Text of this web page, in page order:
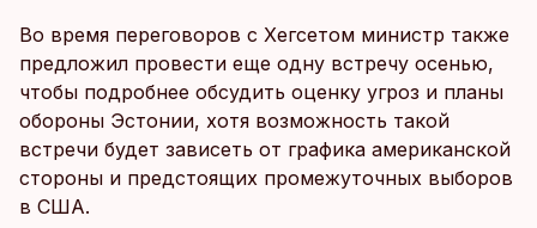
Во время переговоров с Хегсетом министр также
предложил провести еще одну встречу осенью,
чтобы подробнее обсудить оценку угроз и планы
обороны Эстонии, хотя возможность такой
встречи будет зависеть от графика американской
стороны и предстоящих промежуточных выборов
в США.